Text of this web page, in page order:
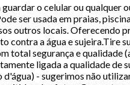
guardar o celular ou qualquer
ser usada em praias,
outros locais. Oferecendo
contra a água e sujeira.Tire
total segurança e qualidade
ligada a qualidade de
- sugerimos não